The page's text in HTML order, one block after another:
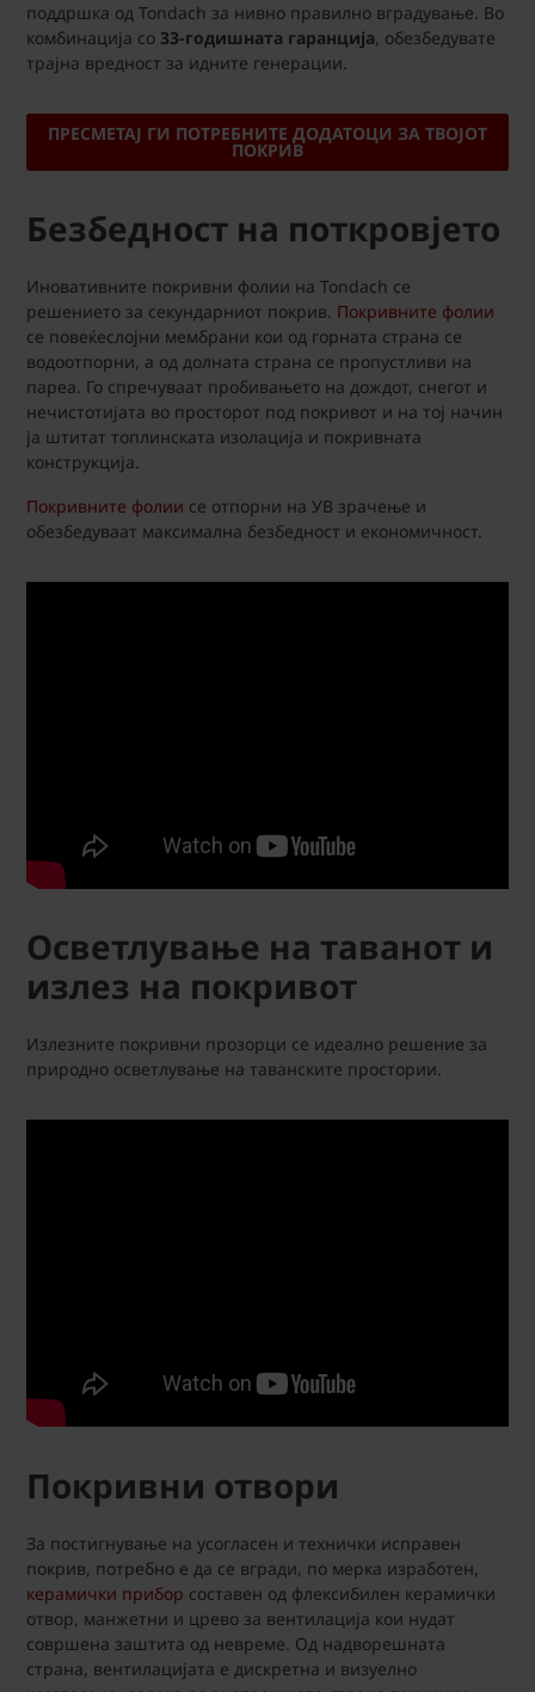
поддршка од Tondach за нивно правилно вградување. Во
комбинација со 33-годишната гаранција, обезбедувате
трајна вредност за идните генерации.
ПРЕСМЕТАЈ ГИ ПОТРЕБНИТЕ ДОДАТОЦИ ЗА ТВОЈОТ
ПОКРИВ
Безбедност на поткровјето
Иновативните покривни фолии на Tondach се
решението за секундарниот покрив. Покривните фолии
се повеќеслојни мембрани кои од горната страна се
водоотпорни, а од долната страна се пропустливи на
пареа. Го спречуваат пробивањето на дождот, снегот и
нечистотијата во просторот под покривот и на тој начин
ја штитат топлинската изолација и покривната
конструкција.
Покривните фолии се отпорни на УВ зрачење и
обезбедуваат максимална безбедност и економичност.
Осветлување на таванот и
излез на покривот
Излезните покривни прозорци се идеално решение за
природно осветлување на таванските простории.
Покривни отвори
За постигнување на усогласен и технички исправен
покрив, потребно е да се вгради, по мерка изработен,
керамички прибор составен од флексибилен керамички
отвор, манжетни и црево за вентилација кои нудат
совршена заштита од невреме. Од надворешната
страна, вентилацијата е дискретна и визуелно